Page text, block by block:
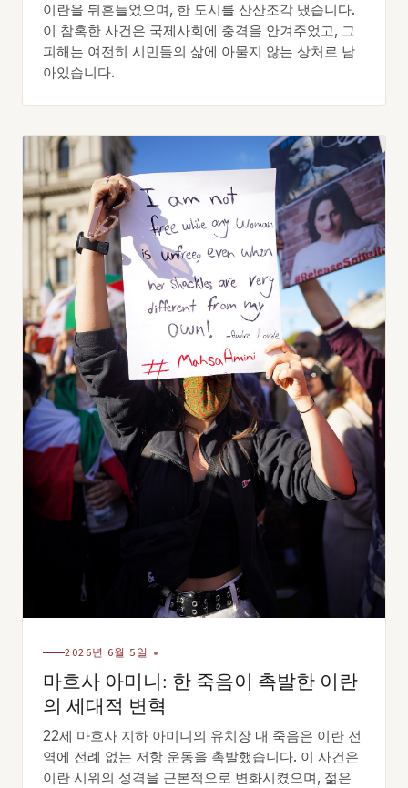
이란을 뒤흔들었으며, 한 도시를 산산조각 냈습니다.
이 참혹한 사건은 국제사회에 충격을 안겨주었고, 그
피해는 여전히 시민들의 삶에 아물지 않는 상처로 남
아있습니다.
2026년 6월 5일
마흐사 아미니: 한 죽음이 촉발한 이란
의 세대적 변혁
22세 마흐사 지하 아미니의 유치장 내 죽음은 이란 전
역에 전례 없는 저항 운동을 촉발했습니다. 이 사건은
이란 시위의 성격을 근본적으로 변화시켰으며, 젊은